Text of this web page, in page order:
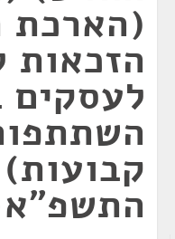
(הארכת
הזכאות
לעסקים
התשפ"א-